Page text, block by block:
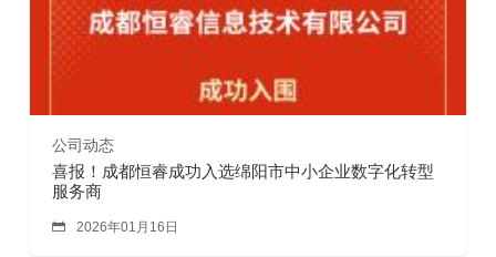
公司动态
喜报！成都恒睿成功入选绵阳市中小企业数字化转型
服务商
 2026年01月16日